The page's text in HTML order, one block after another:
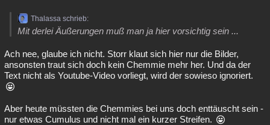
Thalassa schrieb:
Mit derlei Äußerungen muß man ja hier vorsichtig sein ...
Ach nee, glaube ich nicht. Storr klaut sich hier nur die Bilder,
ansonsten traut sich doch kein Chemmie mehr her. Und da der
Text nicht als Youtube-Video vorliegt, wird der sowieso ignoriert.
Aber heute müssten die Chemmies bei uns doch enttäuscht sein -
nur etwas Cumulus und nicht mal ein kurzer Streifen.